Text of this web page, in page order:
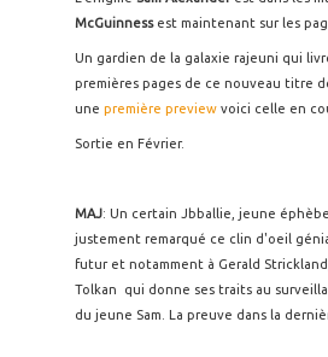
McGuinnessest maintenant sur les
Un gardien de la galaxie rajeuni qui
premières pages de ce nouveau titre
une première preview voici celle en
Sortie en Février.
MAJ: Un certain Jbballie, jeune
justement remarqué ce clin d'oeil
futur et notamment à Gerald
Tolkan qui donne ses traits au
du jeune Sam. La preuve dans la